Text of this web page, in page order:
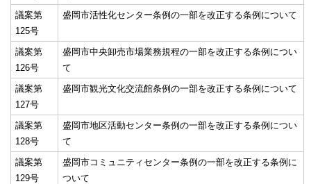
議案第
125号
盛岡市活性化センター条例の一部を改正する条例について
議案第
126号
盛岡市中央卸売市場業務規程の一部を改正する条例につい
て
議案第
127号
盛岡市観光文化交流館条例の一部を改正する条例について
議案第
128号
盛岡市地区活動センター条例の一部を改正する条例につい
て
議案第
129号
盛岡市コミュニティセンター条例の一部を改正する条例に
ついて